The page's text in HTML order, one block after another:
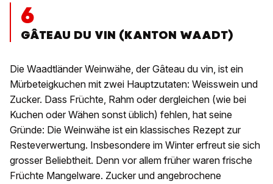
6
GÂTEAU DU VIN (KANTON WAADT)
Die Waadtländer Weinwähe, der Gâteau du vin, ist ein
Mürbeteigkuchen mit zwei Hauptzutaten: Weisswein und
Zucker. Dass Früchte, Rahm oder dergleichen (wie bei
Kuchen oder Wähen sonst üblich) fehlen, hat seine
Gründe: Die Weinwähe ist ein klassisches Rezept zur
Resteverwertung. Insbesondere im Winter erfreut sie sich
grosser Beliebtheit. Denn vor allem früher waren frische
Früchte Mangelware. Zucker und angebrochene